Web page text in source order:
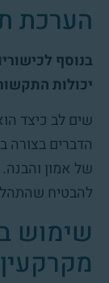
הערכת
בנוסף
יכולות
שים לב כיצד
הדברים בצורה
של אמון
להבטיח
שימוש